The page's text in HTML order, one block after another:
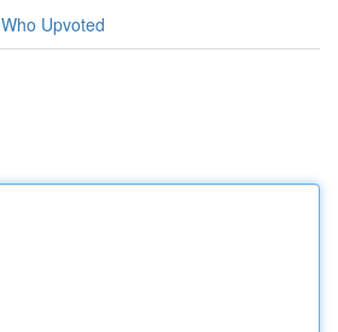
Who Upvoted